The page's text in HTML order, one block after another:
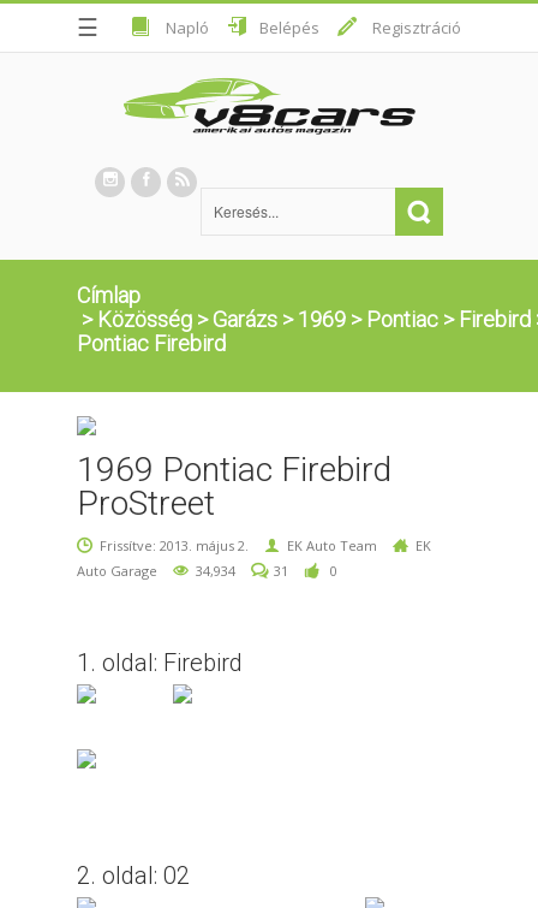
☰ Napló Belépés Regisztráció
Címlap
> Közösség >Garázs >1969 > Pontiac > Firebird
Pontiac Firebird
1969 Pontiac Firebird
ProStreet
Frissítve: 2013. május 2. EK Auto Team
EK
Auto Garage
34,934 31 0
1. oldal: Firebird
2. oldal: 02